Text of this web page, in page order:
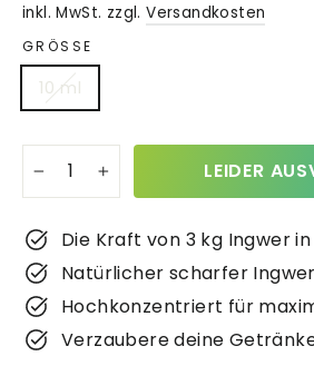
Normaler
Preis
inkl. MwSt. zzgl.Versandkosten
GRÖSSE
10 ml
+
LEIDER
Die Kraft von 3 kg Ingwer
Natürlicher scharfer
Hochkonzentriert für
Verzaubere deine